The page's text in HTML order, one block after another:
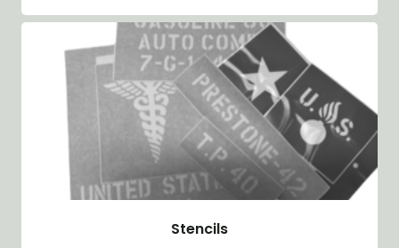
Stencils